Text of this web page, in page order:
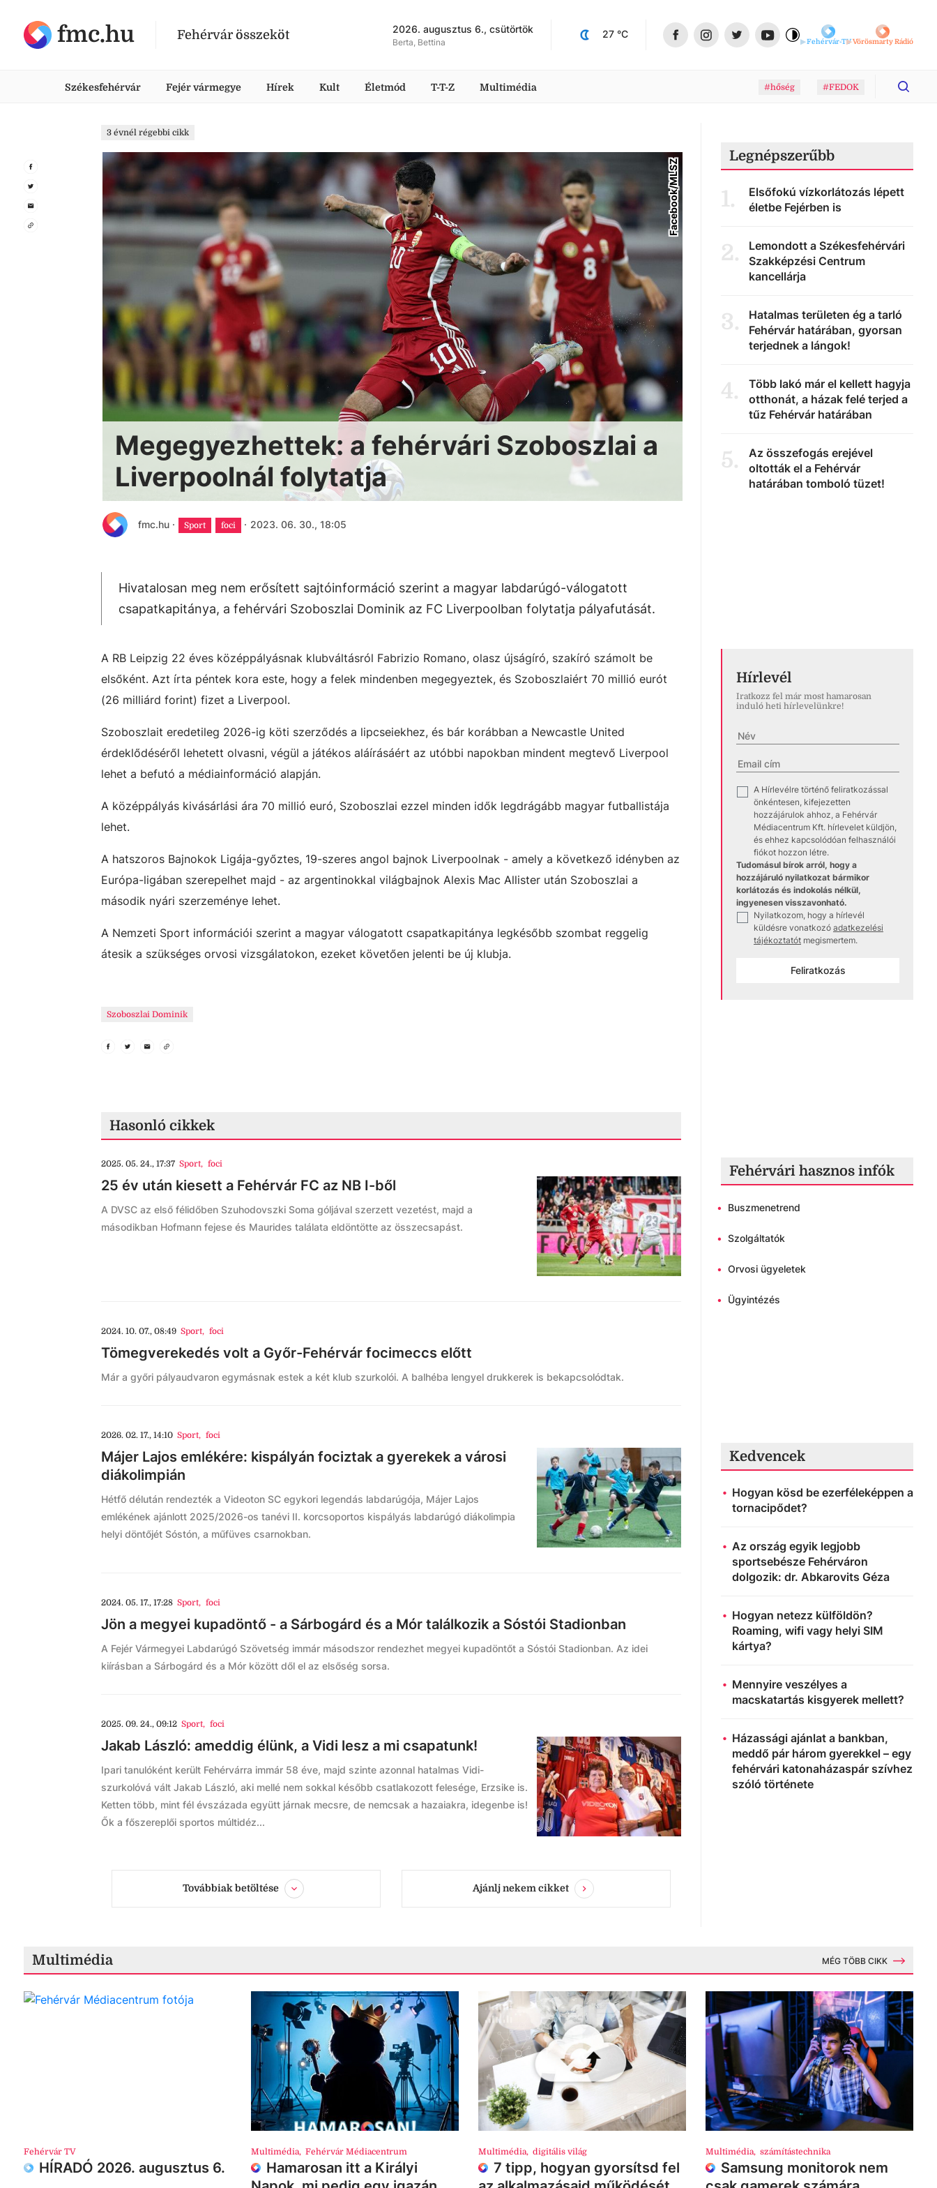
fmc.hu Fehérvár összeköt 2026. augusztus 6., csütörtök
Berta, Bettina
27 °C
Fehérvár-TVVörösmarty Rádió
Székesfehérvár Fejér vármegye Hírek Kult Életmód T-T-Z Multimédia #hőség #FEDOK
3 évnél régebbi cikk
Facebook/MLSZ
Megegyezhettek: a fehérvári Szoboszlai a
Liverpoolnál folytatja
fmc.hu · Sport foci · 2023. 06. 30., 18:05
Hivatalosan meg nem erősített sajtóinformáció szerint a magyar labdarúgó-válogatott
csapatkapitánya, a fehérvári Szoboszlai Dominik az FC Liverpoolban folytatja pályafutását.
A RB Leipzig 22 éves középpályásnak klubváltásról Fabrizio Romano, olasz újságíró, szakíró számolt be
elsőként. Azt írta péntek kora este, hogy a felek mindenben megegyeztek, és Szoboszlaiért 70 millió eurót
(26 milliárd forint) fizet a Liverpool.
Szoboszlait eredetileg 2026-ig köti szerződés a lipcseiekhez, és bár korábban a Newcastle United
érdeklődéséről lehetett olvasni, végül a játékos aláírásáért az utóbbi napokban mindent megtevő Liverpool
lehet a befutó a médiainformáció alapján.
A középpályás kivásárlási ára 70 millió euró, Szoboszlai ezzel minden idők legdrágább magyar futballistája
lehet.
A hatszoros Bajnokok Ligája-győztes, 19-szeres angol bajnok Liverpoolnak - amely a következő idényben az
Európa-ligában szerepelhet majd - az argentinokkal világbajnok Alexis Mac Allister után Szoboszlai a
második nyári szerzeménye lehet.
A Nemzeti Sport információi szerint a magyar válogatott csapatkapitánya legkésőbb szombat reggelig
átesik a szükséges orvosi vizsgálatokon, ezeket követően jelenti be új klubja.
Szoboszlai Dominik
Hasonló cikkek
2025. 05. 24., 17:37 Sport, foci
25 év után kiesett a Fehérvár FC az NB I-ből
A DVSC az első félidőben Szuhodovszki Soma góljával szerzett vezetést, majd a
másodikban Hofmann fejese és Maurides találata eldöntötte az összecsapást.
2024. 10. 07., 08:49 Sport, foci
Tömegverekedés volt a Győr-Fehérvár focimeccs előtt
Már a győri pályaudvaron egymásnak estek a két klub szurkolói. A balhéba lengyel drukkerek is bekapcsolódtak.
2026. 02. 17., 14:10 Sport, foci
Májer Lajos emlékére: kispályán fociztak a gyerekek a városi
diákolimpián
Hétfő délután rendezték a Videoton SC egykori legendás labdarúgója, Májer Lajos
emlékének ajánlott 2025/2026-os tanévi II. korcsoportos kispályás labdarúgó diákolimpia
helyi döntőjét Sóstón, a műfüves csarnokban.
2024. 05. 17., 17:28 Sport, foci
Jön a megyei kupadöntő - a Sárbogárd és a Mór találkozik a Sóstói Stadionban
A Fejér Vármegyei Labdarúgó Szövetség immár másodszor rendezhet megyei kupadöntőt a Sóstói Stadionban. Az idei
kiírásban a Sárbogárd és a Mór között dől el az elsőség sorsa.
2025. 09. 24., 09:12 Sport, foci
Jakab László: ameddig élünk, a Vidi lesz a mi csapatunk!
Ipari tanulóként került Fehérvárra immár 58 éve, majd szinte azonnal hatalmas Vidi-
szurkolóvá vált Jakab László, aki mellé nem sokkal később csatlakozott felesége, Erzsike is.
Ketten több, mint fél évszázada együtt járnak mecsre, de nemcsak a hazaiakra, idegenbe is!
Ők a főszereplői sportos múltidéz...
Továbbiak betöltése Ajánlj nekem cikket
Legnépszerűbb
1.
Elsőfokú vízkorlátozás lépett
életbe Fejérben is
2.
Lemondott a Székesfehérvári
Szakképzési Centrum
kancellárja
3.
Hatalmas területen ég a tarló
Fehérvár határában, gyorsan
terjednek a lángok!
4.
Több lakó már el kellett hagyja
otthonát, a házak felé terjed a
tűz Fehérvár határában
5.
Az összefogás erejével
oltották el a Fehérvár
határában tomboló tüzet!
Hírlevél
Iratkozz fel már most hamarosan
induló heti hírlevelünkre!
✓
A Hírlevélre történő feliratkozással
önkéntesen, kifejezetten
hozzájárulok ahhoz, a Fehérvár
Médiacentrum Kft. hírlevelet küldjön,
és ehhez kapcsolódóan felhasználói
fiókot hozzon létre.
Tudomásul bírok arról, hogy a
hozzájáruló nyilatkozat bármikor
korlátozás és indokolás nélkül,
ingyenesen visszavonható.
✓
Nyilatkozom, hogy a hírlevél
küldésre vonatkozó adatkezelési
tájékoztatót megismertem.
Feliratkozás
Fehérvári hasznos infók
• Buszmenetrend
• Szolgáltatók
• Orvosi ügyeletek
• Ügyintézés
Kedvencek
Hogyan kösd be ezerféleképpen a
tornacipődet?
Az ország egyik legjobb
sportsebésze Fehérváron
dolgozik: dr. Abkarovits Géza
Hogyan netezz külföldön?
Roaming, wifi vagy helyi SIM
kártya?
Mennyire veszélyes a
macskatartás kisgyerek mellett?
Házassági ajánlat a bankban,
meddő pár három gyerekkel – egy
fehérvári katonaházaspár szívhez
szóló története
Multimédia MÉG TÖBB CIKK
Fehérvár TV
HÍRADÓ 2026. augusztus 6.
Multimédia, Fehérvár Médiacentrum
Hamarosan itt a Királyi
Multimédia, digitális világ
7 tipp, hogyan gyorsítsd fel
Multimédia, számítástechnika
Samsung monitorok nem